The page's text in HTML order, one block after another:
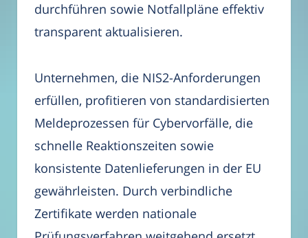
durchführen sowie Notfallpläne effektiv
transparent aktualisieren.
Unternehmen, die NIS2-Anforderungen
erfüllen, profitieren von standardisierten
Meldeprozessen für Cybervorfälle, die
schnelle Reaktionszeiten sowie
konsistente Datenlieferungen in der EU
gewährleisten. Durch verbindliche
Zertifikate werden nationale